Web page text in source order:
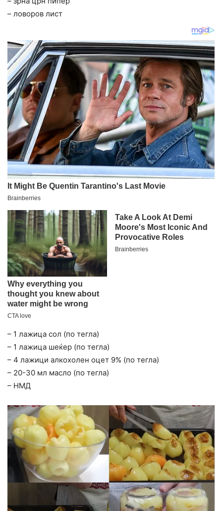
– ловоров лист
– 1 лажица сол (по тегла)
– 1 лажица шеќер (по тегла)
– 4 лажици алкохолен оцет 9% (по тегла)
– 20-30 мл масло (по тегла)
– НМД